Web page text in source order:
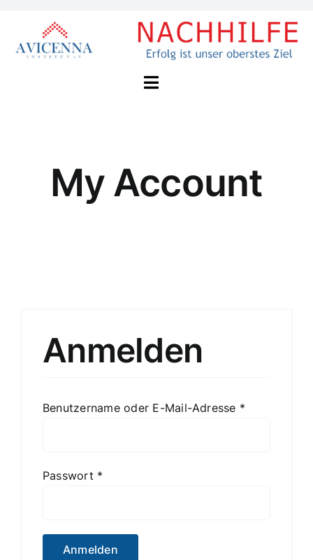
springen
Toggle
Unser Konzept
Job
My Account
Anmelden
Benutzername oder E-Mail-Adresse *
Passwort *
Anmelden